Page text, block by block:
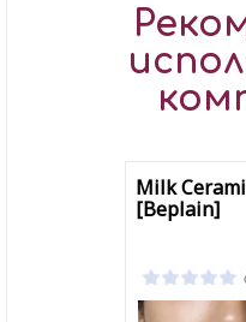
Milk
[Beplain]